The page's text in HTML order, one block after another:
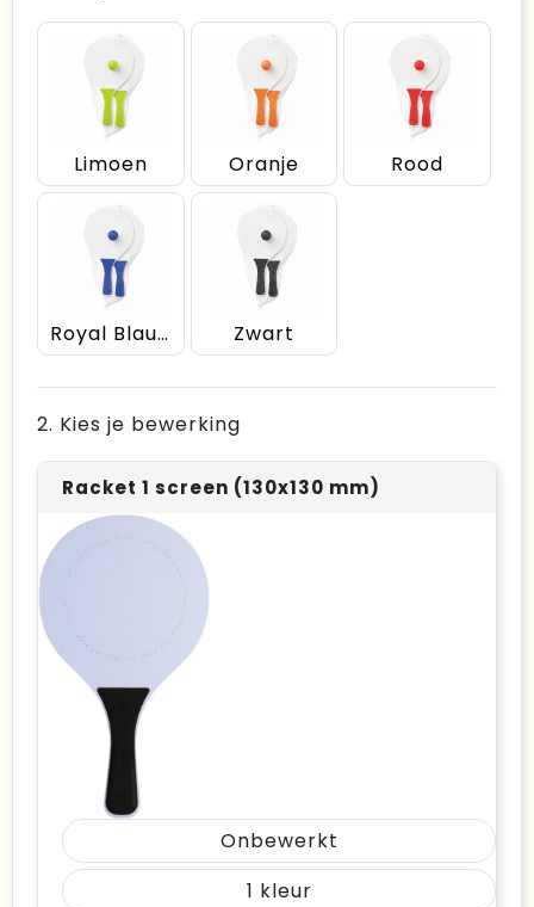
Limoen Oranje Rood
Royal Blauw Zwart
2. Kies je bewerking
Racket 1 screen (130x130 mm)
Onbewerkt
1